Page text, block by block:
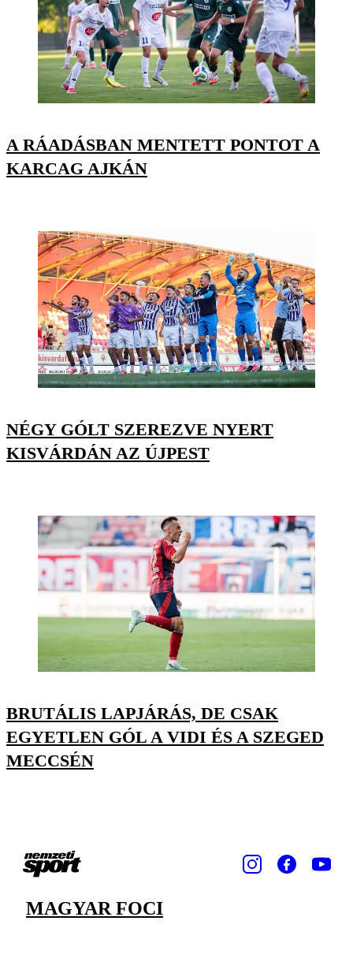
A RÁADÁSBAN MENTETT PONTOT A
KARCAG AJKÁN
NÉGY GÓLT SZEREZVE NYERT
KISVÁRDÁN AZ ÚJPEST
BRUTÁLIS LAPJÁRÁS, DE CSAK
EGYETLEN GÓL A VIDI ÉS A SZEGED
MECCSÉN
MAGYAR FOCI